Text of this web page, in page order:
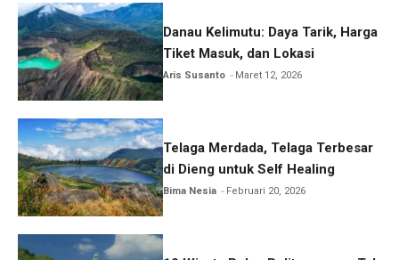
Danau Kelimutu: Daya Tarik, Harga
Tiket Masuk, dan Lokasi
Aris Susanto Maret 12, 2026
Telaga Merdada, Telaga Terbesar
di Dieng untuk Self Healing
Bima Nesia Februari 20, 2026